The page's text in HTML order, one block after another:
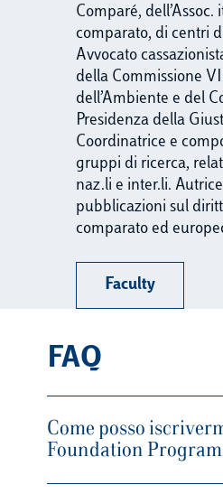
Comparé, dell’Assoc.
comparato, di centri
Avvocato
della Commissione
dell’Ambiente e del
Presidenza della
Coordinatrice e
gruppi di ricerca,
naz.li e inter.li.
pubblicazioni sul
comparato ed
Faculty
FAQ
Come posso
Foundation